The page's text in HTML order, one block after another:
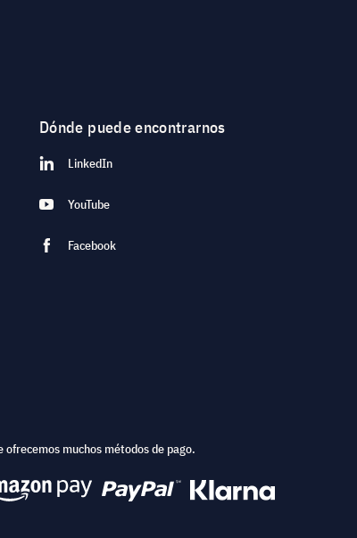
Dónde puede encontrarnos
LinkedIn
YouTube
Facebook
muchos métodos de pago.